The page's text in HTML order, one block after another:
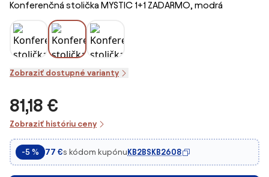
Konferenčná stolička MYSTIC 1+1 ZADARMO, modrá
Zobraziť dostupné varianty
81,18 €
Zobraziť históriu ceny
-5 % 77 €s kódom kupónuKB2BSKB2608